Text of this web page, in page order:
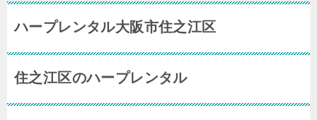
ハープレンタル大阪市住之江区
住之江区のハープレンタル